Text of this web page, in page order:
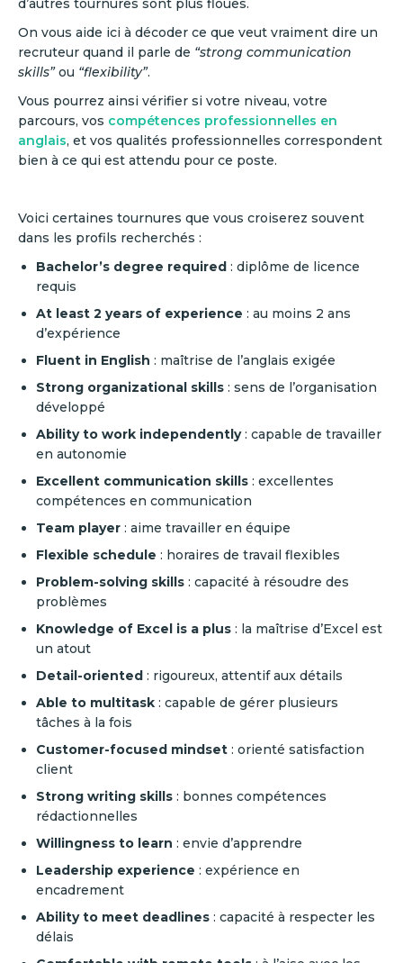
d’autres tournures sont plus floues.
On vous aide ici à décoder ce que veut vraiment dire un
recruteur quand il parle de “strong communication
skills”ou “flexibility”.
Vous pourrez ainsi vérifier si votre niveau, votre
parcours, vos compétences professionnelles en
anglais, et vos qualités professionnelles correspondent
bien à ce qui est attendu pour ce poste.
Voici certaines tournures que vous croiserez souvent
dans les profils recherchés :
Bachelor’s degree required : diplôme de licence
requis
At least 2 years of experience : au moins 2 ans
d’expérience
Fluent in English : maîtrise de l’anglais exigée
Strong organizational skills : sens de l’organisation
développé
Ability to work independently: capable de travailler
en autonomie
Excellent communication skills : excellentes
compétences en communication
Team player : aime travailler en équipe
Flexible schedule : horaires de travail flexibles
Problem-solving skills : capacité à résoudre des
problèmes
Knowledge of Excel is a plus : la maîtrise d’Excel est
un atout
Detail-oriented : rigoureux, attentif aux détails
Able to multitask : capable de gérer plusieurs
tâches à la fois
Customer-focused mindset : orienté satisfaction
client
Strong writing skills : bonnes compétences
rédactionnelles
Willingness to learn : envie d’apprendre
Leadership experience : expérience en
encadrement
Ability to meet deadlines : capacité à respecter les
délais